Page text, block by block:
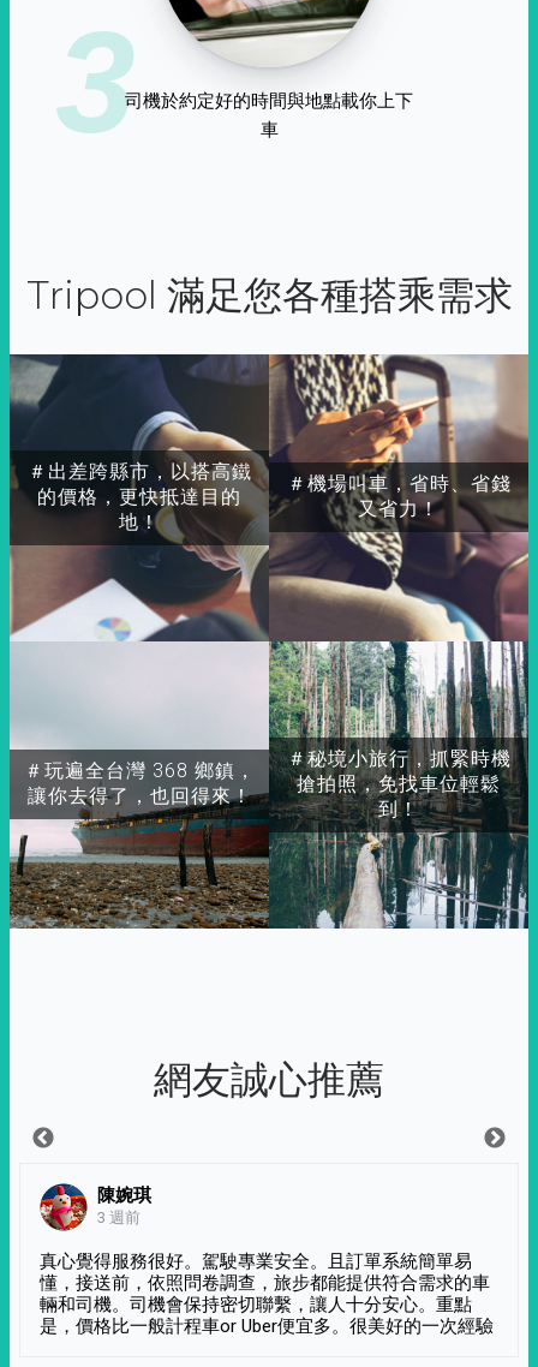
3司機於約定好的時間與地點載你上下
車
Tripool 滿足您各種搭乘需求
＃出差跨縣市，以搭高鐵
的價格，更快抵達目的
地！
＃玩遍全台灣 368 鄉鎮，
讓你去得了，也回得來！
＃秘境小旅行，抓緊時機
搶拍照，免找車位輕鬆
到！
＃機場叫車，省時、省錢
又省力！
網友誠心推薦
陳婉琪
3 週前
真心覺得服務很好。駕駛專業安全。且訂單系統簡單易
懂，接送前，依照問卷調查，旅步都能提供符合需求的車
輛和司機。司機會保持密切聯繫，讓人十分安心。重點
是，價格比一般計程車or Uber便宜多。很美好的一次經驗